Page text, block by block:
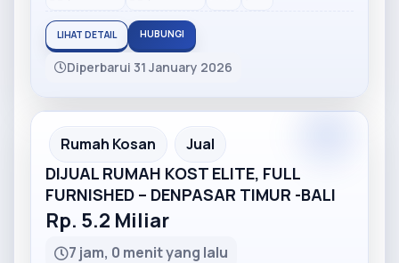
LIHAT DETAIL HUBUNGI
Diperbarui 31 January 2026
Partner Ad
Rumah Kosan Jual
DIJUAL RUMAH KOST ELITE, FULL
FURNISHED – DENPASAR TIMUR -BALI
Rp. 5.2 Miliar
7 jam, 0 menit yang lalu